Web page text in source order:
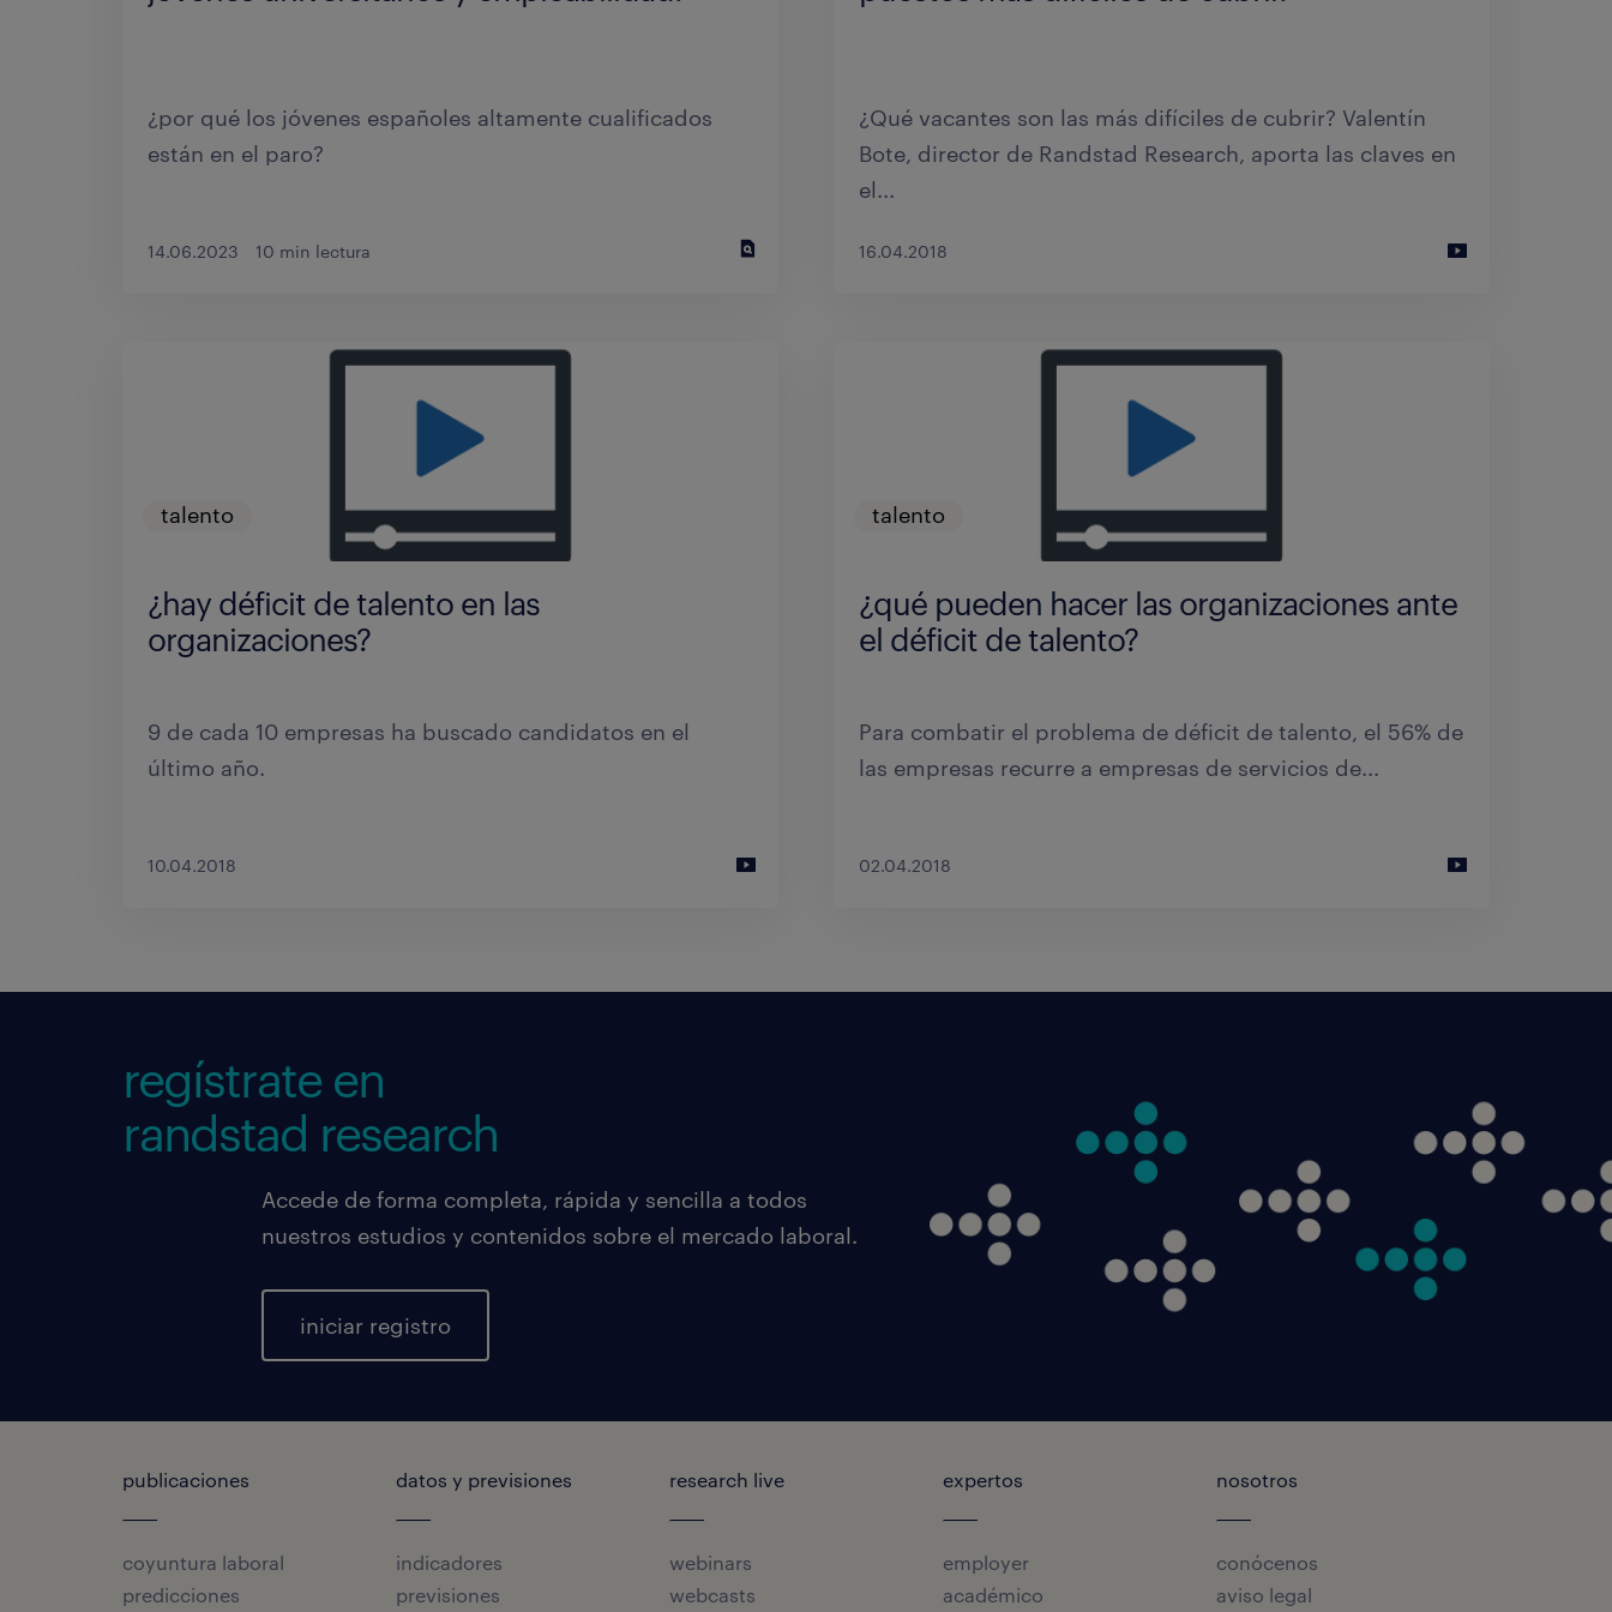
¿por qué los jóvenes españoles altamente cualificados
están en el paro?
14.06.2023 10 min lectura
¿Qué vacantes son las más difíciles de cubrir? Valentín
Bote, director de Randstad Research, aporta las claves en
el...
16.04.2018
talento
¿hay déficit de talento en las
organizaciones?
9 de cada 10 empresas ha buscado candidatos en el
último año.
10.04.2018
talento
¿qué pueden hacer las organizaciones ante
el déficit de talento?
Para combatir el problema de déficit de talento, el 56% de
las empresas recurre a empresas de servicios de...
02.04.2018
las empresas recurre a empresas de servicios de...
los candidatos adecuados
Informe Déficit de Talento y Desajuste de
Competencias
empresas
¿Qué carreras universitarias deberían
estudiar los jóvenes?
son los estudios con menor tasa de paro
regístrate en
randstad research
Accede de forma completa, rápida y sencilla a todos
nuestros estudios y contenidos sobre el mercado laboral.
iniciar registro
publicaciones
coyuntura laboral
predicciones
datos y previsiones
indicadores
previsiones
research live
webinars
webcasts
expertos
employer
académico
nosotros
conócenos
aviso legal